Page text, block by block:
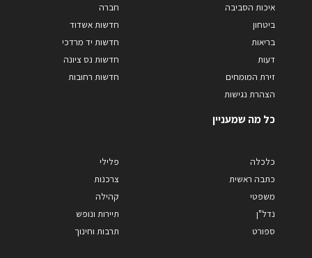
איכות הסביבה
ביטחון
בריאות
דעות
זירת המומחים
הצהרת נגישות
חברה
חדשות אשדוד
חדשות יד מרדכי
חדשות נס ציונה
חדשות רחובות
כל מה שמעניין
כלכלה
כתבה ראשית
משפטי
נדל"ן
ספורט
פלילי
צרכנות
קהילה
תיירות ונופש
תרבות וחינוך